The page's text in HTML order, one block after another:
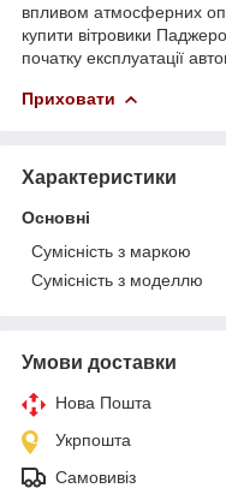
впливом атмосферних
купити вітровики
початку експлуатації
Приховати
Характеристики
Основні
Сумісність з маркою
Сумісність з моделлю
Умови доставки
Нова Пошта
Укрпошта
Самовивіз